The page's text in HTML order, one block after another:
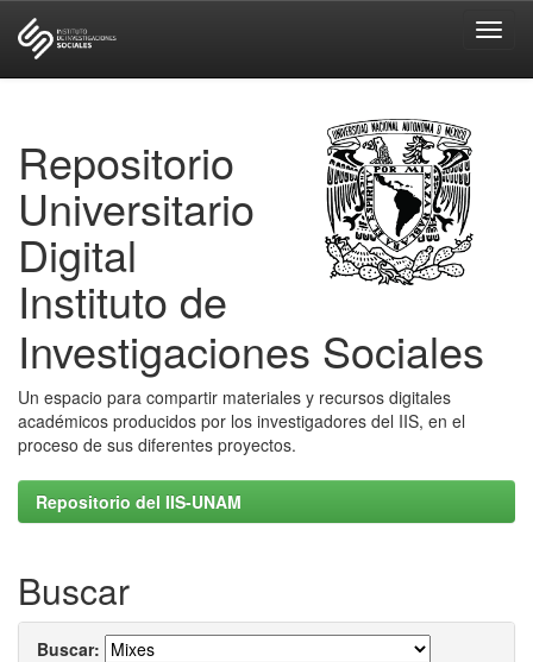
Repositorio
Universitario
Digital
Instituto de
Investigaciones Sociales
Un espacio para compartir materiales y recursos digitales
académicos producidos por los investigadores del IIS, en el
proceso de sus diferentes proyectos.
Repositorio del IIS-UNAM
Buscar
Buscar: